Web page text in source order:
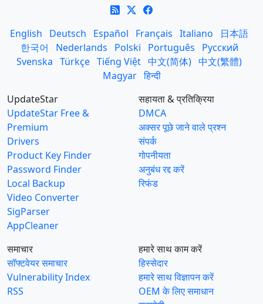
English Deutsch Español Français Italiano
日本語
한국어
Nederlands Polski Português
Русский
Svenska Türkçe Tiếng Việt 中文(简体) 中文(繁體)
Magyar हिन्दी
UpdateStar
UpdateStar Free &
Premium
Drivers
Product Key Finder
Password Finder
Local Backup
Video Converter
SigParser
AppCleaner
सहायता & प्रतिक्रिया
DMCA
अक्सर पूछे जाने वाले प्रश्न
संपर्क
गोपनीयता
अनुबंध रद्द करें
रिफंड
समाचार
सॉफ्टवेयर समाचार
Vulnerability Index
RSS
हमारे साथ काम करें
हिस्सेदार
हमारे साथ विज्ञापन करें
OEM के लिए समाधान